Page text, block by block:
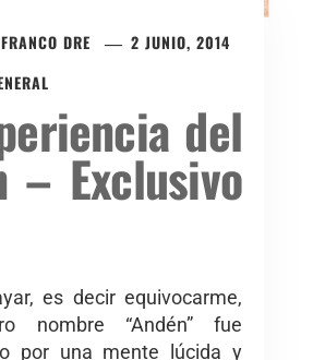
FRANCO DRE
2 JUNIO, 2014
del
– Exclusivo
es decir equivocarme,
nombre “Andén” fue
por una mente lúcida y